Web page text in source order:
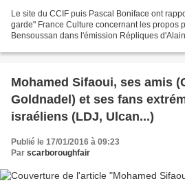
Le site du CCIF puis Pascal Boniface ont
garde" France Culture concernant les propos
Bensoussan dans l'émission Répliques
Mohamed Sifaoui, ses amis
Goldnadel) et ses fans
israéliens (LDJ, Ulcan...)
Publié le 17/01/2016 à 09:23
Par scarboroughfair